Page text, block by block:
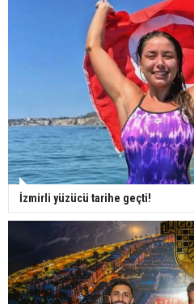
İzmirli yüzücü tarihe geçti!